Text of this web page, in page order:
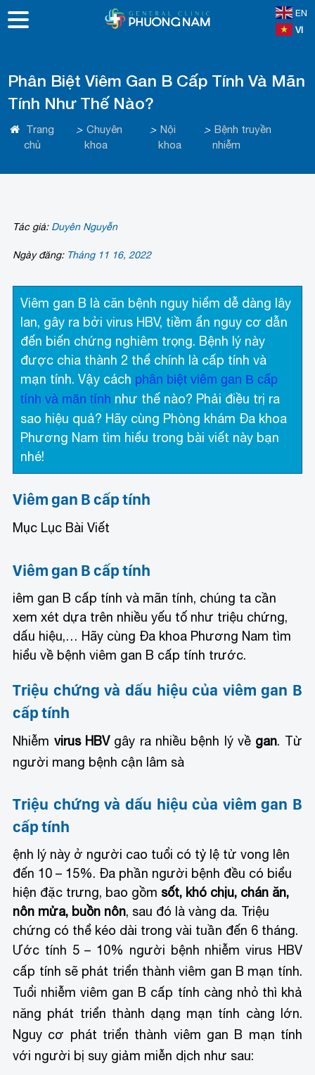
EN
VI
Phân Biệt Viêm Gan B Cấp Tính Và Mãn
Tính Như Thế Nào?
Trang
chủ
> Chuyên
khoa
> Nội
khoa
> Bệnh truyền
nhiễm
Tác giả: Duyên Nguyễn
Ngày đăng: Tháng 11 16, 2022
Viêm gan B là căn bệnh nguy hiểm dễ dàng lây
lan, gây ra bởi virus HBV, tiềm ẩn nguy cơ dẫn
đến biến chứng nghiêm trọng. Bệnh lý này
được chia thành 2 thể chính là cấp tính và
mạn tính. Vậy cách phân biệt viêm gan B cấp
tính và mãn tính như thế nào? Phải điều trị ra
sao hiệu quả? Hãy cùng Phòng khám Đa khoa
Phương Nam tìm hiểu trong bài viết này bạn
nhé!
Viêm gan B cấp tính
Mục Lục Bài Viết
Viêm gan B cấp tính
iêm gan B cấp tính và mãn tính, chúng ta cần
xem xét dựa trên nhiều yếu tố như triệu chứng,
dấu hiệu,… Hãy cùng Đa khoa Phương Nam tìm
hiểu về bệnh viêm gan B cấp tính trước.
Triệu chứng và dấu hiệu của viêm gan B
cấp tính
Nhiễm virus HBVgây ra nhiều bệnh lý về gan. Từ
người mang bệnh cận lâm sà
Triệu chứng và dấu hiệu của viêm gan B
cấp tính
ệnh lý này ở người cao tuổi có tỷ lệ tử vong lên
đến 10 – 15%. Đa phần người bệnh đều có biểu
hiện đặc trưng, bao gồm sốt, khó chịu, chán ăn,
nôn mửa, buồn nôn, sau đó là vàng da. Triệu
chứng có thể kéo dài trong vài tuần đến 6 tháng.
Ước tính 5 – 10% người bệnh nhiễm virus HBV
cấp tính sẽ phát triển thành viêm gan B mạn tính.
Tuổi nhiễm viêm gan B cấp tính càng nhỏ thì khả
năng phát triển thành dạng mạn tính càng lớn.
Nguy cơ phát triển thành viêm gan B mạn tính
với người bị suy giảm miễn dịch như sau: